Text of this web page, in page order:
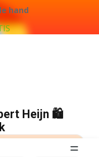
hand
Heijn 🛍️